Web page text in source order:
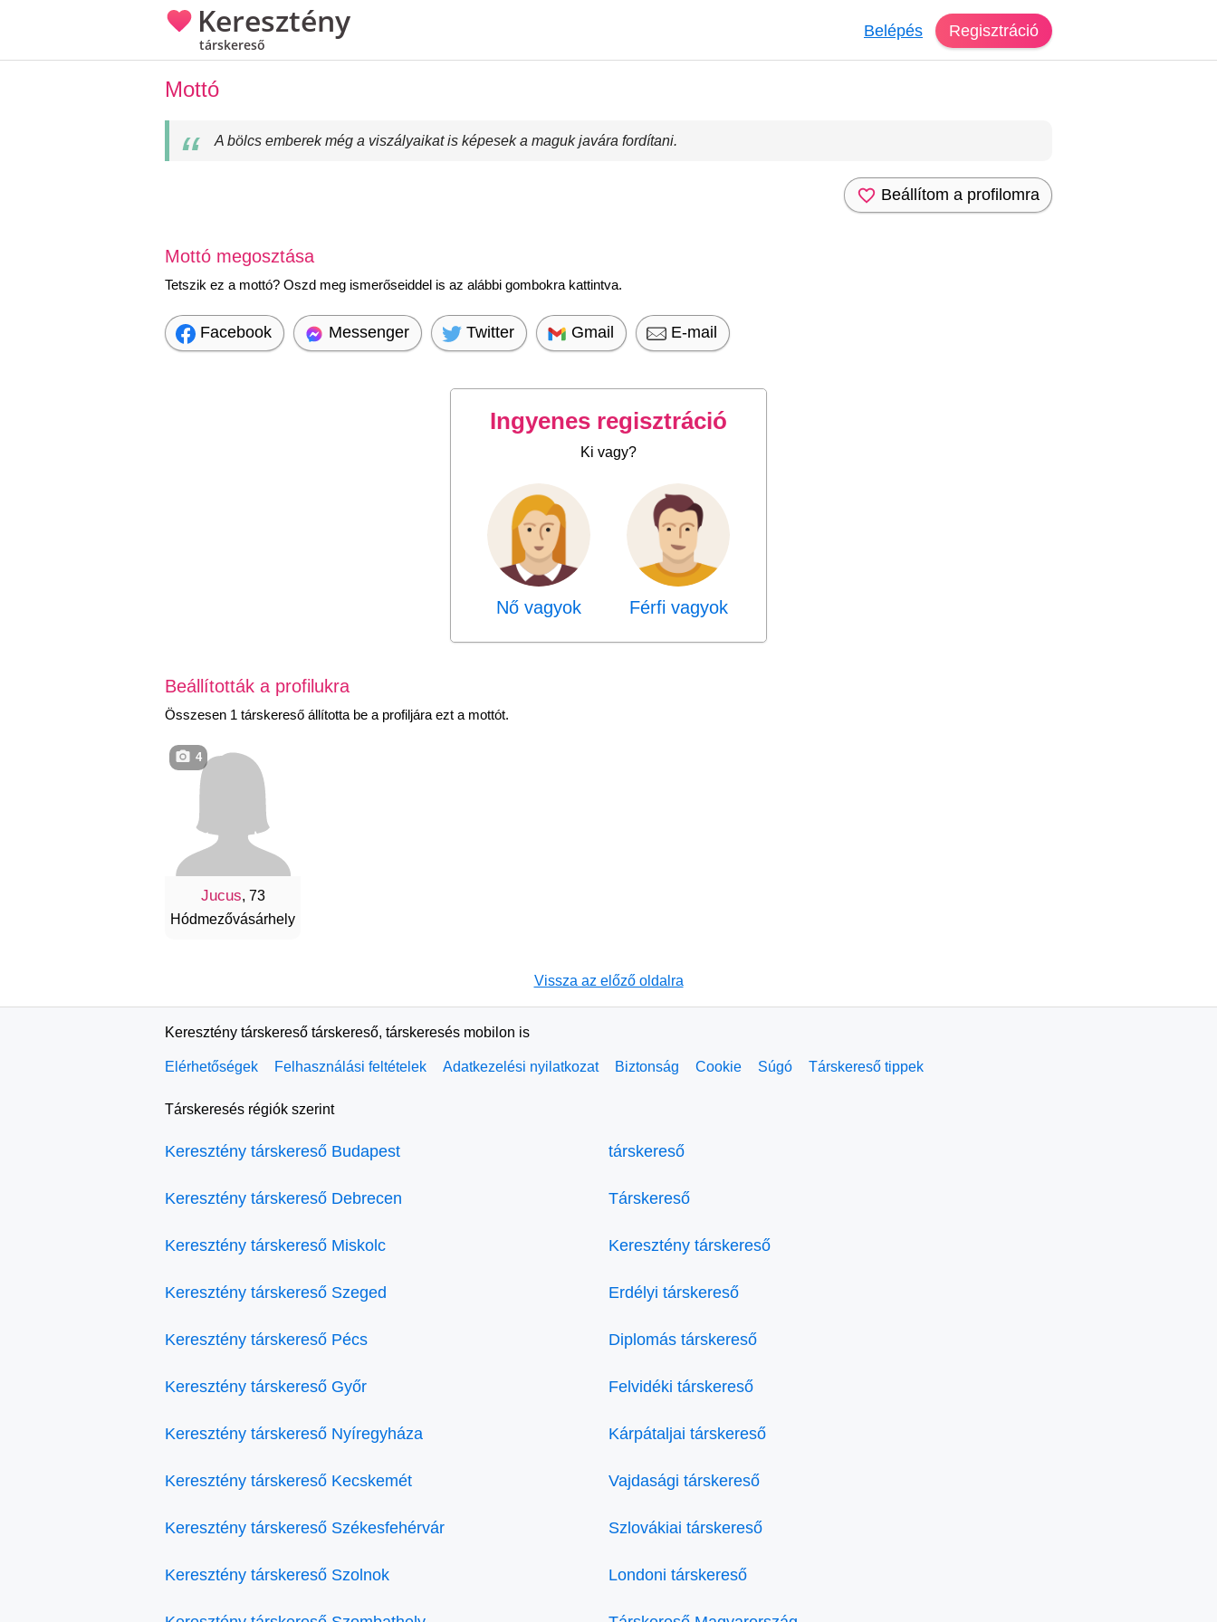
Keresztény
társkereső
Belépés Regisztráció
Mottó
A bölcs emberek még a viszályaikat is képesek a maguk javára fordítani.
Beállítom a profilomra
Mottó megosztása
Tetszik ez a mottó? Oszd meg ismerőseiddel is az alábbi gombokra kattintva.
Facebook Messenger Twitter Gmail E-mail
Ingyenes regisztráció
Ki vagy?
Nő vagyok Férfi vagyok
Beállították a profilukra
Összesen 1 társkereső állította be a profiljára ezt a mottót.
Jucus, 73
Hódmezővásárhely
4
Vissza az előző oldalra
Keresztény társkereső társkereső, társkeresés mobilon is
Elérhetőségek Felhasználási feltételek Adatkezelési nyilatkozat Biztonság Cookie Súgó Társkereső tippek
Társkeresés régiók szerint
Keresztény társkereső Budapest
Keresztény társkereső Debrecen
Keresztény társkereső Miskolc
Keresztény társkereső Szeged
Keresztény társkereső Pécs
Keresztény társkereső Győr
Keresztény társkereső Nyíregyháza
Keresztény társkereső Kecskemét
Keresztény társkereső Székesfehérvár
Keresztény társkereső Szolnok
társkereső
Társkereső
Keresztény társkereső
Erdélyi társkereső
Diplomás társkereső
Felvidéki társkereső
Kárpátaljai társkereső
Vajdasági társkereső
Szlovákiai társkereső
Londoni társkereső